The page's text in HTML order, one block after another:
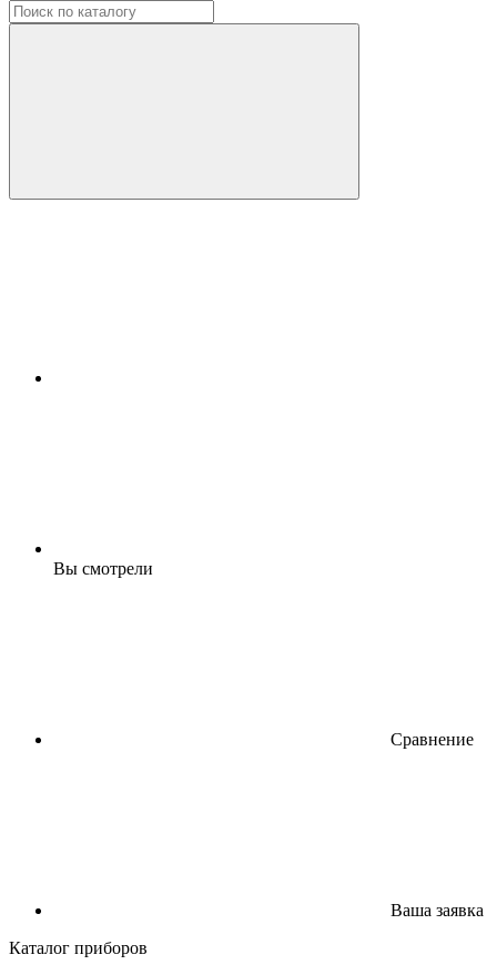
Вы смотрели
Сравнение
Ваша заявка
Каталог приборов